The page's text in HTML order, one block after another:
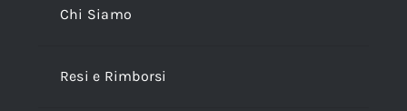
Chi Siamo
Resi e Rimborsi